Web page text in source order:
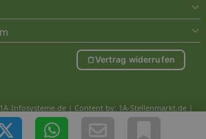
Vertrag widerrufen
Infosysteme.de | Content by: 1A-Stellenmarkt.de |
nur_Artikel|SEO_anpassung ( 1.066)